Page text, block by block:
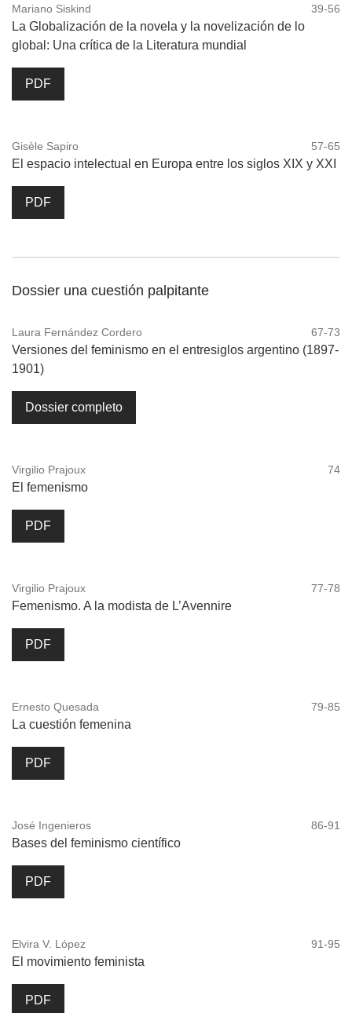
Mariano Siskind 39-56
La Globalización de la novela y la novelización de lo
global: Una crítica de la Literatura mundial
PDF
Gisèle Sapiro 57-65
El espacio intelectual en Europa entre los siglos XIX y XXI
PDF
Dossier una cuestión palpitante
Laura Fernández Cordero 67-73
Versiones del feminismo en el entresiglos argentino (1897-
1901)
Dossier completo
Virgilio Prajoux 74
El femenismo
PDF
Virgilio Prajoux 77-78
Femenismo. A la modista de L’Avennire
PDF
Ernesto Quesada 79-85
La cuestión femenina
PDF
José Ingenieros 86-91
Bases del feminismo científico
PDF
Elvira V. López 91-95
El movimiento feminista
PDF